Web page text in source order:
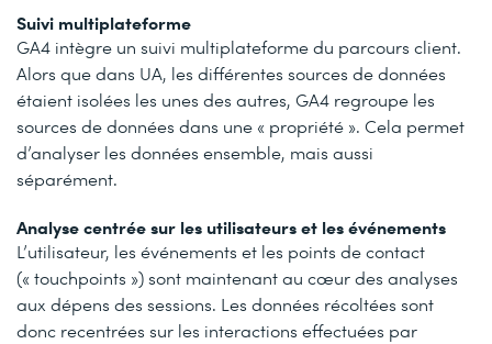
Suivi multiplateforme
GA4 intègre un suivi multiplateforme du parcours client.
Alors que dans UA, les différentes sources de données
étaient isolées les unes des autres, GA4 regroupe les
sources de données dans une « propriété ». Cela permet
d’analyser les données ensemble, mais aussi
séparément.
Analyse centrée sur les utilisateurs et les événements
L’utilisateur, les événements et les points de contact
(« touchpoints ») sont maintenant au cœur des analyses
aux dépens des sessions. Les données récoltées sont
donc recentrées sur les interactions effectuées par